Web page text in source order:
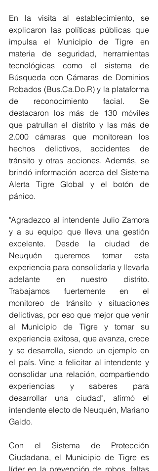
En la visita al establecimiento, se
explicaron las políticas públicas que
impulsa el Municipio de Tigre en
materia de seguridad, herramientas
tecnológicas como el sistema de
Búsqueda con Cámaras de Dominios
Robados (Bus.Ca.Do.R) y la plataforma
de reconocimiento facial. Se
destacaron los más de 130 móviles
que patrullan el distrito y las más de
2.000 cámaras que monitorean los
hechos delictivos, accidentes de
tránsito y otras acciones. Además, se
brindó información acerca del Sistema
Alerta Tigre Global y el botón de
pánico.
"Agradezco al intendente Julio Zamora
y a su equipo que lleva una gestión
excelente. Desde la ciudad de
Neuquén queremos tomar esta
experiencia para consolidarla y llevarla
adelante en nuestro distrito.
Trabajamos fuertemente en el
monitoreo de tránsito y situaciones
delictivas, por eso que mejor que venir
al Municipio de Tigre y tomar su
experiencia exitosa, que avanza, crece
y se desarrolla, siendo un ejemplo en
el país. Vine a felicitar al intendente y
consolidar una relación, compartiendo
experiencias y saberes para
desarrollar una ciudad", afirmó el
intendente electo de Neuquén, Mariano
Gaido.
Con el Sistema de Protección
Ciudadana, el Municipio de Tigre es